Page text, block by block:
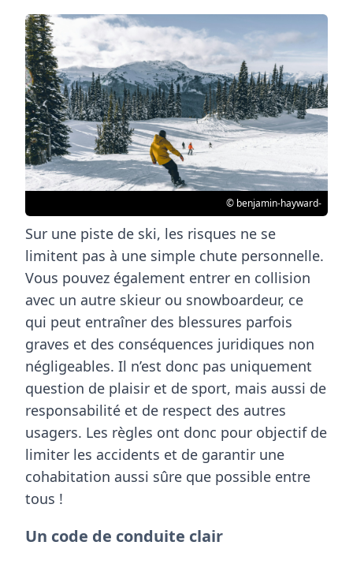
© benjamin-hayward-
Sur une piste de ski, les risques ne se
limitent pas à une simple chute personnelle.
Vous pouvez également entrer en collision
avec un autre skieur ou snowboardeur, ce
qui peut entraîner des blessures parfois
graves et des conséquences juridiques non
négligeables. Il n’est donc pas uniquement
question de plaisir et de sport, mais aussi de
responsabilité et de respect des autres
usagers. Les règles ont donc pour objectif de
limiter les accidents et de garantir une
cohabitation aussi sûre que possible entre
tous !
Un code de conduite clair